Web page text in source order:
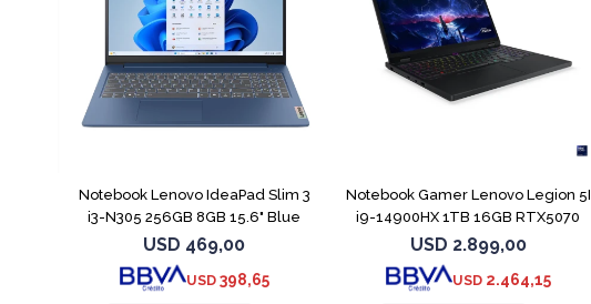
Notebook Lenovo IdeaPad Slim 3
i3-N305 256GB 8GB 15.6" Blue
USD 469,00
USD 398,65
Notebook Gamer Lenovo Legion 5I
i9-14900HX 1TB 16GB RTX5070
USD 2.899,00
USD 2.464,15
COMPARAR